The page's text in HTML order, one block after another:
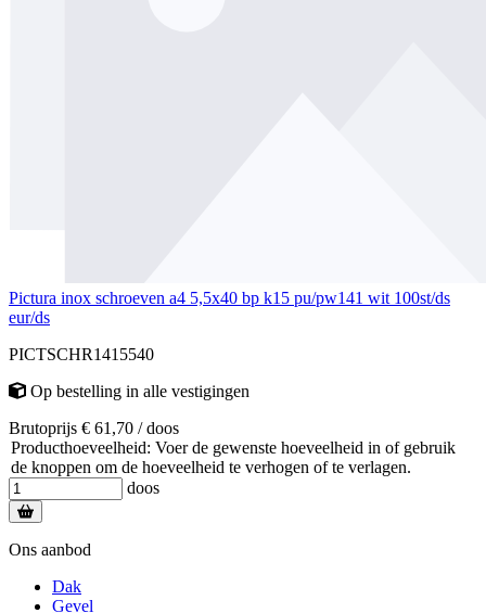
Pictura inox schroeven a4 5,5x40 bp k15 pu/pw141 wit 100st/ds
eur/ds
PICTSCHR1415540
Op bestelling in alle vestigingen
Brutoprijs € 61,70 / doos
Producthoeveelheid: Voer de gewenste hoeveelheid in of gebruik
de knoppen om de hoeveelheid te verhogen of te verlagen.
doos
Ons aanbod
Dak
Gevel